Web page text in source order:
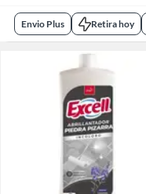
Envio Plus Retira hoy